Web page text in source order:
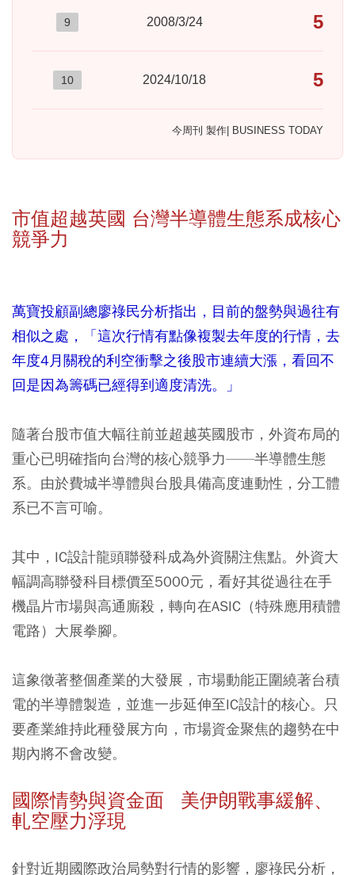
9 2008/3/24 579
10 2024/10/18 566
今周刊 製作| BUSINESS TODAY
市值超越英國 台灣半導體生態系成核心
競爭力
萬寶投顧副總廖祿民分析指出，目前的盤勢與過往有
相似之處，「這次行情有點像複製去年度的行情，去
年度4月關稅的利空衝擊之後股市連續大漲，看回不
回是因為籌碼已經得到適度清洗。」
隨著台股市值大幅往前並超越英國股市，外資布局的
重心已明確指向台灣的核心競爭力——半導體生態
系。由於費城半導體與台股具備高度連動性，分工體
系已不言可喻。
其中，IC設計龍頭聯發科成為外資關注焦點。外資大
幅調高聯發科目標價至5000元，看好其從過往在手
機晶片市場與高通廝殺，轉向在ASIC（特殊應用積體
電路）大展拳腳。
這象徵著整個產業的大發展，市場動能正圍繞著台積
電的半導體製造，並進一步延伸至IC設計的核心。只
要產業維持此種發展方向，市場資金聚焦的趨勢在中
期內將不會改變。
國際情勢與資金面 美伊朗戰事緩解、
軋空壓力浮現
針對近期國際政治局勢對行情的影響，廖祿民分析，